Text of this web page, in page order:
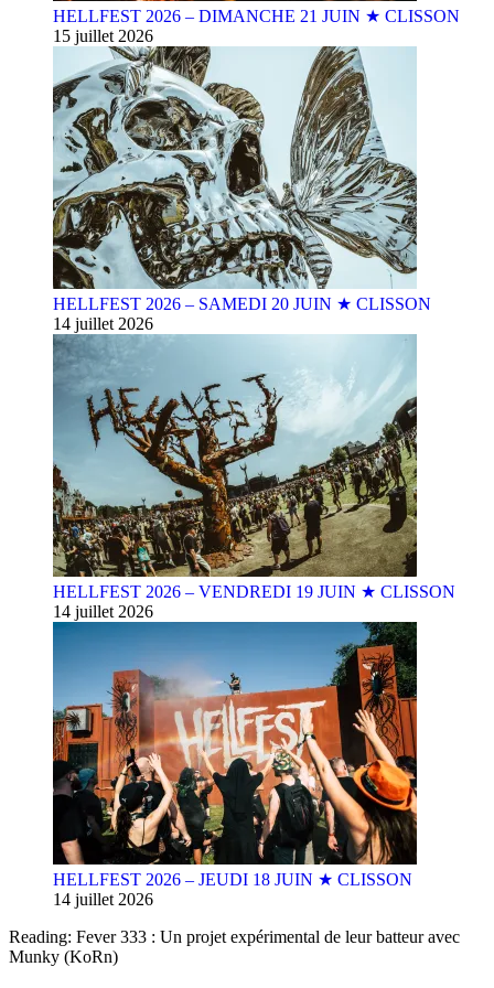
HELLFEST 2026 – DIMANCHE 21 JUIN ★ CLISSON
15 juillet 2026
HELLFEST 2026 – SAMEDI 20 JUIN ★ CLISSON
14 juillet 2026
HELLFEST 2026 – VENDREDI 19 JUIN ★ CLISSON
14 juillet 2026
HELLFEST 2026 – JEUDI 18 JUIN ★ CLISSON
14 juillet 2026
Reading: Fever 333 : Un projet expérimental de leur batteur avec
Munky (KoRn)